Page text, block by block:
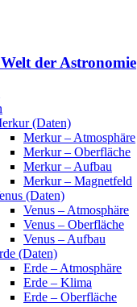
der Astronomie
(Daten)
Merkur – Atmosphäre
Merkur – Oberfläche
Merkur – Aufbau
Merkur – Magnetfeld
(Daten)
Venus – Atmosphäre
Venus – Oberfläche
Venus – Aufbau
(Daten)
Erde – Atmosphäre
Erde – Klima
Erde – Oberfläche